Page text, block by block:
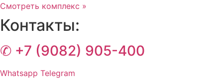
Смотреть комплекс »
Контакты:
✆ +7 (9082) 905-400
Whatsapp Telegram